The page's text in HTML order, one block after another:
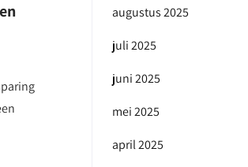
augustus 2025
juli 2025
juni 2025
mei 2025
april 2025